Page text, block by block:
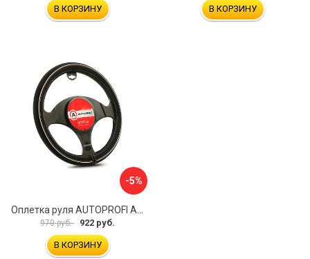
В КОРЗИНУ В КОРЗИНУ
-5%
970 руб. 922 руб.
В КОРЗИНУ